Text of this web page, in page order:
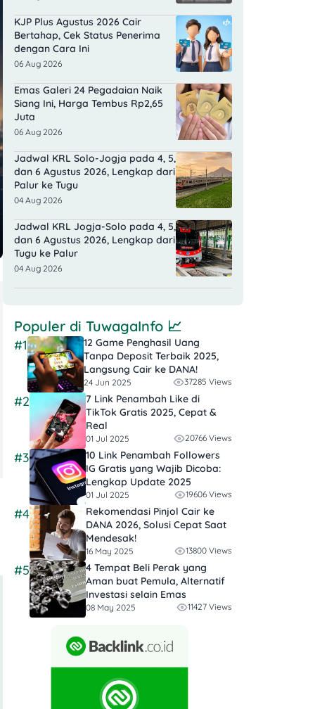
KJP Plus Agustus 2026 Cair
Bertahap, Cek Status Penerima
dengan Cara Ini
06 Aug 2026
Emas Galeri 24 Pegadaian Naik
Siang Ini, Harga Tembus Rp2,65
Juta
06 Aug 2026
Jadwal KRL Solo-Jogja pada 4, 5,
dan 6 Agustus 2026, Lengkap dari
Palur ke Tugu
04 Aug 2026
Jadwal KRL Jogja-Solo pada 4, 5,
dan 6 Agustus 2026, Lengkap dari
Tugu ke Palur
04 Aug 2026
Populer di TuwagaInfo 📈
#1
12 Game Penghasil Uang
Tanpa Deposit Terbaik 2025,
Langsung Cair ke DANA!
24 Jun 2025 37285 Views
#2
7 Link Penambah Like di
TikTok Gratis 2025, Cepat &
Real
01 Jul 2025 20766 Views
#3
10 Link Penambah Followers
IG Gratis yang Wajib Dicoba:
Lengkap Update 2025
01 Jul 2025 19606 Views
#4
Rekomendasi Pinjol Cair ke
DANA 2026, Solusi Cepat Saat
Mendesak!
16 May 2025 13800 Views
#5
4 Tempat Beli Perak yang
Aman buat Pemula, Alternatif
Investasi selain Emas
08 May 2025 11427 Views